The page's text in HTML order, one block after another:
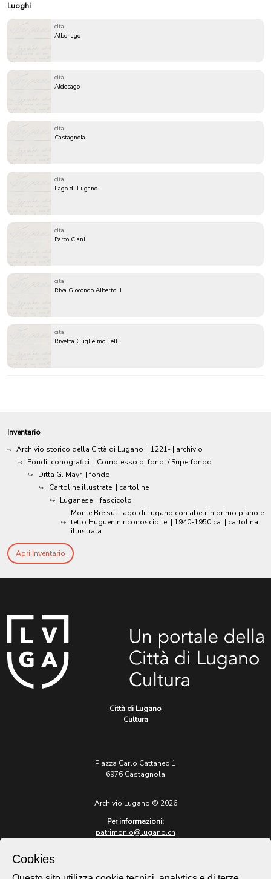
Luoghi
cita
Albonago
cita
Aldesago
cita
Castagnola
cita
Lago di Lugano
cita
Parco Ciani
cita
Riva Giocondo Albertolli
cita
Rivetta Guglielmo Tell
Inventario
Archivio storico della Città di Lugano | 1221- | archivio
Fondi iconografici | Complesso di fondi / Superfondo
Ditta G. Mayr | fondo
Cartoline illustrate | cartoline
Luganese | fascicolo
Monte Brè sul Lago di Lugano con abeti in primo piano e
tetto Huguenin riconoscibile | 1940-1950 ca. | cartolina
illustrata
Apri Inventario
Città di Lugano
Cultura
Piazza Carlo Cattaneo 1
6976 Castagnola
Archivio Lugano © 2026
Per informazioni:
patrimonio@lugano.ch
lugano.ch
Cookies